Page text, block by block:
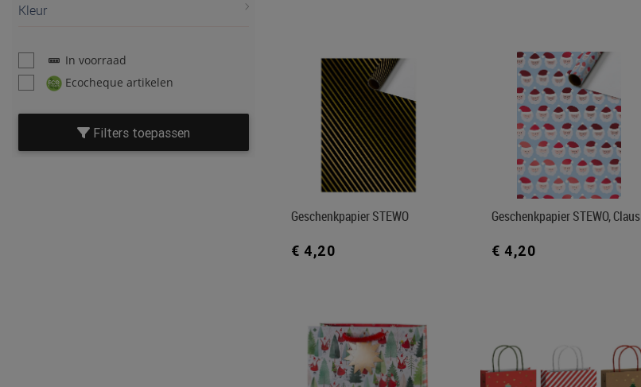
Kleur
In voorraad
Ecocheque artikelen
Filters toepassen
Geschenkpapier STEWO
€ 4,20
Geschenkpapier STEWO, Claus
€ 4,20